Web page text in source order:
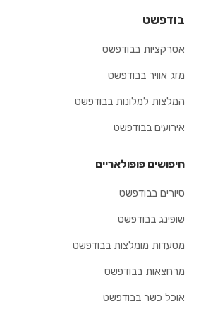
בודפשט
אטרקציות בבודפשט
מזג אוויר בבודפשט
המלצות למלונות בבודפשט
אירועים בבודפשט
חיפושים פופולאריים
סיורים בבודפשט
שופינג בבודפשט
מסעדות מומלצות בבודפשט
מרחצאות בבודפשט
אוכל כשר בבודפשט